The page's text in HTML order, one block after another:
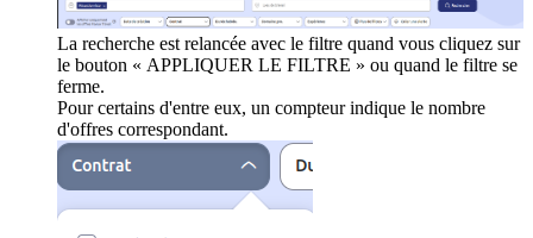
La recherche est relancée avec le filtre quand vous cliquez sur
le bouton « APPLIQUER LE FILTRE » ou quand le filtre se
ferme.
Pour certains d'entre eux, un compteur indique le nombre
d'offres correspondant.